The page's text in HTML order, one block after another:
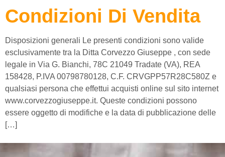
Condizioni Di Vendita
Disposizioni generali Le presenti condizioni sono valide
esclusivamente tra la Ditta Corvezzo Giuseppe , con sede
legale in Via G. Bianchi, 78C 21049 Tradate (VA), REA
158428, P.IVA 00798780128, C.F. CRVGPP57R28C580Z e
qualsiasi persona che effettui acquisti online sul sito internet
www.corvezzogiuseppe.it. Queste condizioni possono
essere oggetto di modifiche e la data di pubblicazione delle
[…]